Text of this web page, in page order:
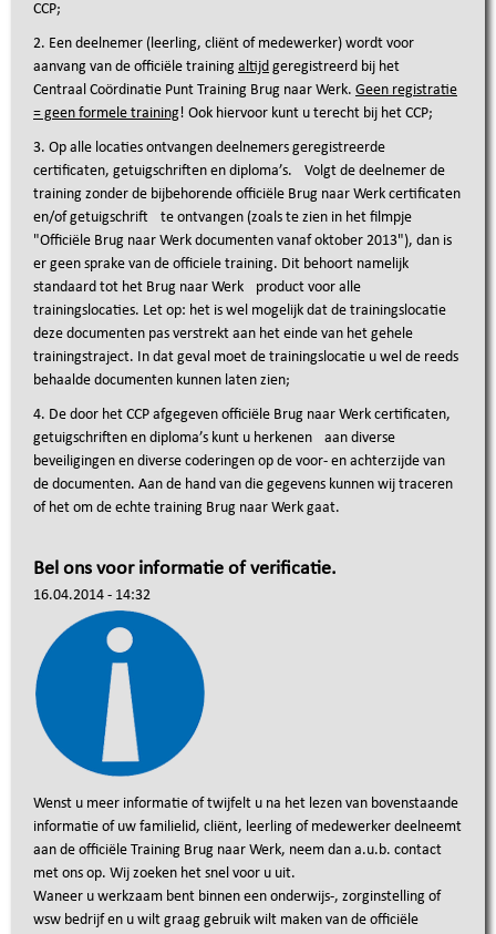
CCP;
2. Een deelnemer (leerling, cliënt of medewerker) wordt voor
aanvang van de officiële training altijd geregistreerd bij het
Centraal Coördinatie Punt Training Brug naar Werk. Geen registratie
= geen formele training! Ook hiervoor kunt u terecht bij het CCP;
3. Op alle locaties ontvangen deelnemers geregistreerde
certificaten, getuigschriften en diploma’s. Volgt de deelnemer de
training zonder de bijbehorende officiële Brug naar Werk certificaten
en/of getuigschrift te ontvangen (zoals te zien in het filmpje
"Officiële Brug naar Werk documenten vanaf oktober 2013"), dan is
er geen sprake van de officiele training. Dit behoort namelijk
standaard tot het Brug naar Werk product voor alle
trainingslocaties. Let op: het is wel mogelijk dat de trainingslocatie
deze documenten pas verstrekt aan het einde van het gehele
trainingstraject. In dat geval moet de trainingslocatie u wel de reeds
behaalde documenten kunnen laten zien;
4. De door het CCP afgegeven officiële Brug naar Werk certificaten,
getuigschriften en diploma’s kunt u herkenen aan diverse
beveiligingen en diverse coderingen op de voor- en achterzijde van
de documenten. Aan de hand van die gegevens kunnen wij traceren
of het om de echte training Brug naar Werk gaat.
Bel ons voor informatie of verificatie.
16.04.2014 - 14:32
Wenst u meer informatie of twijfelt u na het lezen van bovenstaande
informatie of uw familielid, cliënt, leerling of medewerker deelneemt
aan de officiële Training Brug naar Werk, neem dan a.u.b. contact
met ons op. Wij zoeken het snel voor u uit.
Waneer u werkzaam bent binnen een onderwijs-, zorginstelling of
wsw bedrijf en u wilt graag gebruik wilt maken van de officiële